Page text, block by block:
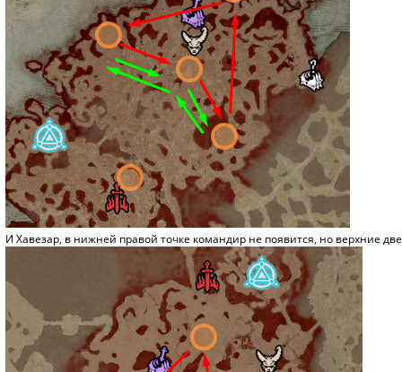
И Хавезар, в нижней правой точке командир не появится, но верхние